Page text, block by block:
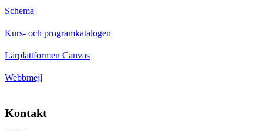
Schema
Kurs- och programkatalogen
Lärplattformen Canvas
Webbmejl
Kontakt